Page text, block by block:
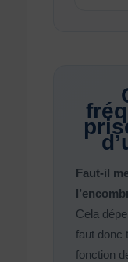
Faut-il
Cela
faut donc
fonction